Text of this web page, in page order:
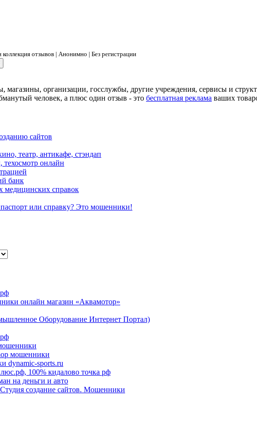
отзывов | Анонимно | Без регистрации
организации, госслужбы, другие учреждения, сервисы и
человек, а плюс один отзыв - это бесплатная реклама ваших
сайтов
театр, антикафе, стэндап
техосмотр онлайн
банк
справок
или справку? Это мошенники!
онлайн магазин «Аквамотор»
Оборудование Интернет Портал)
мошенники
dynamic-sports.ru
100% кидалово точка рф
на деньги и авто
создание сайтов. Мошенники